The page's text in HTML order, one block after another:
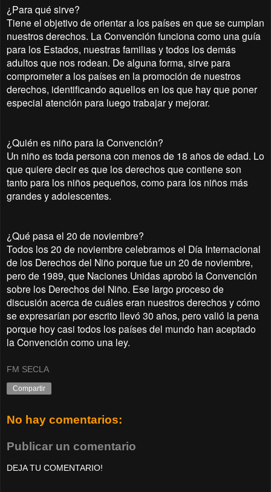
¿Para qué sirve?
Tiene el objetivo de orientar a los países en que se cumplan
nuestros derechos. La Convención funciona como una guía
para los Estados, nuestras familias y todos los demás
adultos que nos rodean. De alguna forma, sirve para
comprometer a los países en la promoción de nuestros
derechos, identificando aquellos en los que hay que poner
especial atención para luego trabajar y mejorar.
¿Quién es niño para la Convención?
Un niño es toda persona con menos de 18 años de edad. Lo
que quiere decir es que los derechos que contiene son
tanto para los niños pequeños, como para los niños más
grandes y adolescentes.
¿Qué pasa el 20 de noviembre?
Todos los 20 de noviembre celebramos el Día Internacional
de los Derechos del Niño porque fue un 20 de noviembre,
pero de 1989, que Naciones Unidas aprobó la Convención
sobre los Derechos del Niño. Ese largo proceso de
discusión acerca de cuáles eran nuestros derechos y cómo
se expresarían por escrito llevó 30 años, pero valió la pena
porque hoy casi todos los países del mundo han aceptado
la Convención como una ley.
FM SECLA
Compartir
No hay comentarios:
Publicar un comentario
DEJA TU COMENTARIO!